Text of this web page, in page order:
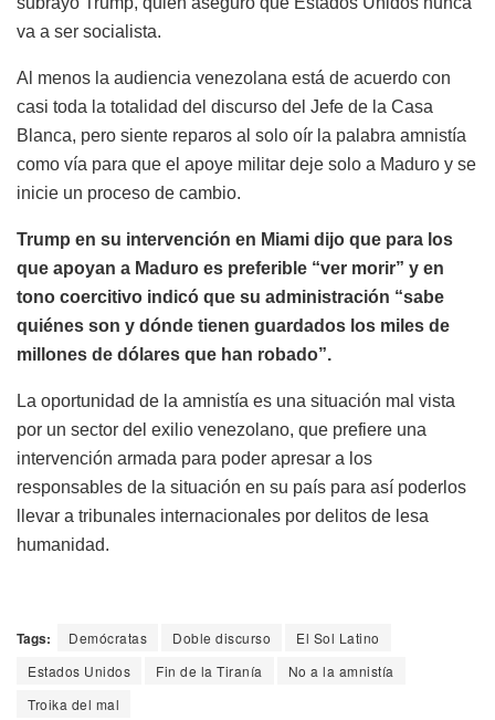
va a ser socialista.
Al menos la audiencia venezolana está de acuerdo con
casi toda la totalidad del discurso del Jefe de la Casa
Blanca, pero siente reparos al solo oír la palabra amnistía
como vía para que el apoye militar deje solo a Maduro y se
inicie un proceso de cambio.
Trump en su intervención en Miami dijo que para los
que apoyan a Maduro es preferible “ver morir” y en
tono coercitivo indicó que su administración “sabe
quiénes son y dónde tienen guardados los miles de
millones de dólares que han robado”.
La oportunidad de la amnistía es una situación mal vista
por un sector del exilio venezolano, que prefiere una
intervención armada para poder apresar a los
responsables de la situación en su país para así poderlos
llevar a tribunales internacionales por delitos de lesa
humanidad.
Tags: Demócratas Doble discurso
El Sol Latino
Estados Unidos
Fin de la Tiranía
No a la amnistía
Troika del mal